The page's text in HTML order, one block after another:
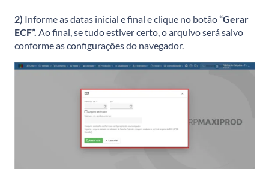
2) Informe as datas inicial e final e clique no botão“Gerar
ECF”. Ao final, se tudo estiver certo, o arquivo será salvo
conforme as configurações do navegador.